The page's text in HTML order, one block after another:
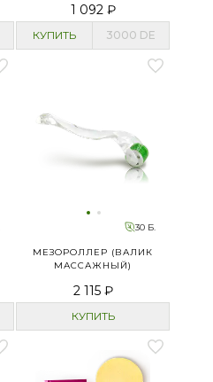
1 092 ₽
КУПИТЬ 3000 DE
30 Б.
МЕЗОРОЛЛЕР (ВАЛИК
МАССАЖНЫЙ)
2 115 ₽
КУПИТЬ